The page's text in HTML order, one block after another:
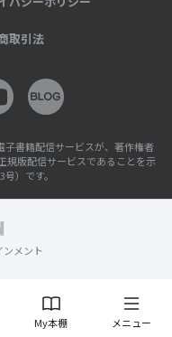
My本棚 メニュー
取引法
書籍配信サービスが、著作権者
規版配信サービスであることを示
）です。
ンメント